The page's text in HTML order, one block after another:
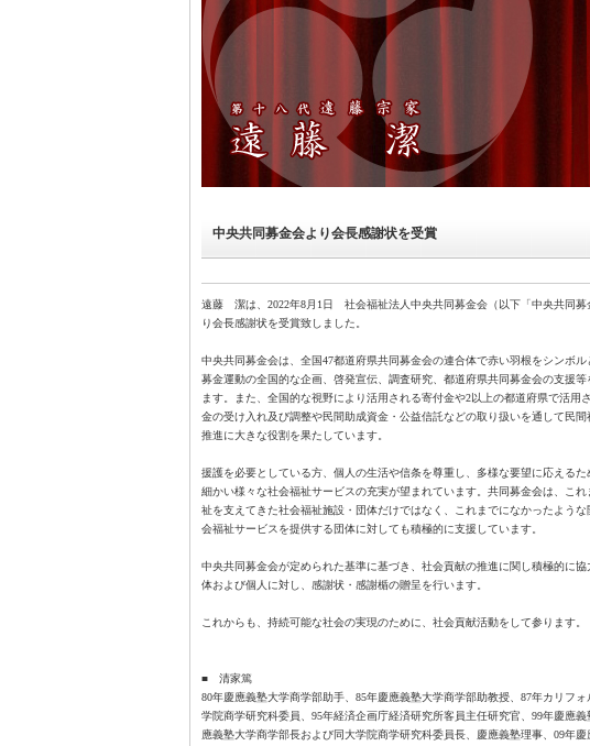
中央共同募金会より会長感謝状を受賞
遠藤 潔は、2022年8月1日 社会福祉法人中央共同募金会（以下「中央共同募
り会長感謝状を受賞致しました。
中央共同募金会は、全国47都道府県共同募金会の連合体で赤い羽根をシンボル
募金運動の全国的な企画、啓発宣伝、調査研究、都道府県共同募金会の支援等
ます。また、全国的な視野により活用される寄付金や2以上の都道府県で活用
金の受け入れ及び調整や民間助成資金・公益信託などの取り扱いを通して民間
推進に大きな役割を果たしています。
援護を必要としている方、個人の生活や信条を尊重し、多様な要望に応えるた
細かい様々な社会福祉サービスの充実が望まれています。共同募金会は、これ
祉を支えてきた社会福祉施設・団体だけではなく、これまでになかったような
会福祉サービスを提供する団体に対しても積極的に支援しています。
中央共同募金会が定められた基準に基づき、社会貢献の推進に関し積極的に
体および個人に対し、感謝状・感謝楯の贈呈を行います。
これからも、持続可能な社会の実現のために、社会貢献活動をして参ります。
■ 清家篤
80年慶應義塾大学商学部助手、85年慶應義塾大学商学部助教授、87年カリフ
学院商学研究科委員、95年経済企画庁経済研究所客員主任研究官、99年慶應
應義塾大学商学部長および同大学院商学研究科委員長、慶應義塾理事、09年